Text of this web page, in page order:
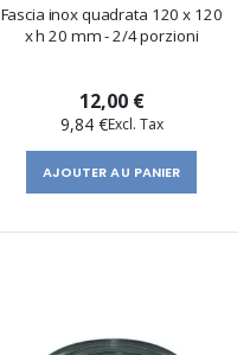
Fascia inox quadrata 120 x 120
x h 20 mm - 2/4 porzioni
12,00 €
9,84 €
AJOUTER AU PANIER